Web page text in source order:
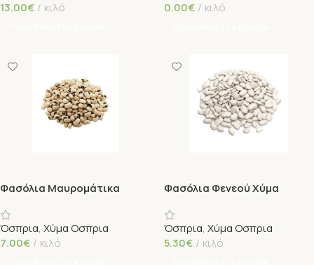
13.00€ κιλό
0.00€ κιλό
Φασόλια Μαυρομάτικα
Όσπρια, Χύμα Οσπρια
7.00€ κιλό
Φασόλια Φενεού Χύμα
Όσπρια, Χύμα Οσπρια
5.30€ κιλό